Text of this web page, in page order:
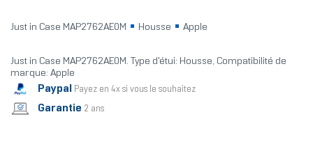
Just in Case MAP2762AE0M Housse Apple
Just in Case MAP2762AE0M. Type d'étui: Housse, Compatibilité de
marque: Apple
Paypal Payez en 4x si vous le souhaitez
Garantie 2 ans